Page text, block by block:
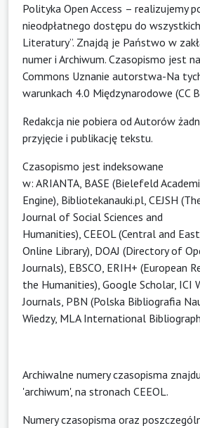
Polityka Open Access – realizujemy
nieodpłatnego dostępu do
Literatury”. Znajdą je Państwo w
numer i Archiwum. Czasopismo jest
Commons Uznanie autorstwa-Na
warunkach 4.0 Międzynarodowe (CC
Redakcja nie pobiera od Autorów
przyjęcie i publikację tekstu.
Czasopismo jest indeksowane
w: ARIANTA BASE (Bielefeld
Engine), Bibliotekanauki.pl CEJSH
Journal of Social Sciences and
Humanities), CEEOL (Central and
Online Library), DOAJ (Directory of
Journals), EBSCO, ERIH+ (European
the Humanities), Google Scholar, ICI
Journals PBN (Polska Bibliografia
Wiedzy, MLA International
Archiwalne numery czasopisma
'archiwum', na stronach CEEOL.
Numery czasopisma oraz